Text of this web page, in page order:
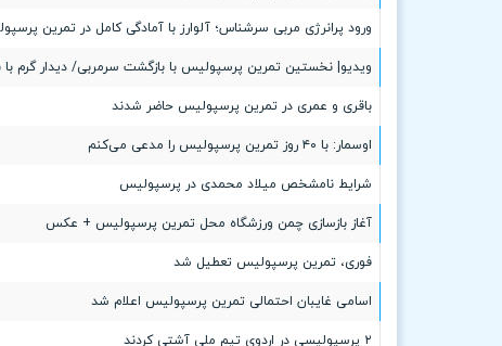
ورود پرانرژی مربی سرشناس؛ آلوارز با آمادگی کامل در تمرین
ویدیو| نخستین تمرین پرسپولیس با بازگشت سرمربی/ دیدار گرم با
باقری و عمری در تمرین پرسپولیس حاضر شدند
اوسمار: با ۴۰ روز تمرین پرسپولیس را مدعی می‌کنم
شرایط نامشخص میلاد محمدی در پرسپولیس
آغاز بازسازی چمن ورزشگاه محل تمرین پرسپولیس + عکس
فوری، تمرین پرسپولیس تعطیل شد
اسامی غایبان احتمالی تمرین پرسپولیس اعلام شد
٢ پرسپولیسی در اردوی تیم ملی آشتی کردند